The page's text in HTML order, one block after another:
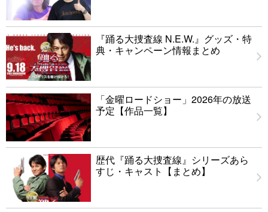
『踊る大捜査線 N.E.W.』グッズ・特
典・キャンペーン情報まとめ
「金曜ロードショー」2026年の放送
予定【作品一覧】
歴代『踊る大捜査線』シリーズあら
すじ・キャスト【まとめ】